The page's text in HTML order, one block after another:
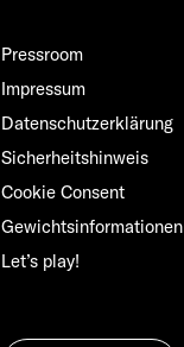
Pressroom
Impressum
Datenschutzerklärung
Sicherheitshinweis
Cookie Consent
Gewichts­informationen
Let’s play!